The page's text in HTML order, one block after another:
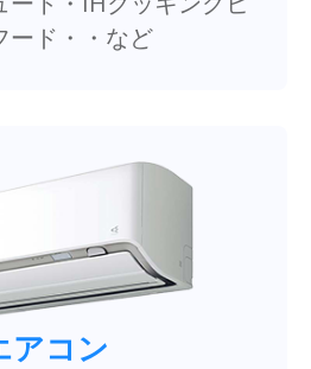
ード・・など
アコン